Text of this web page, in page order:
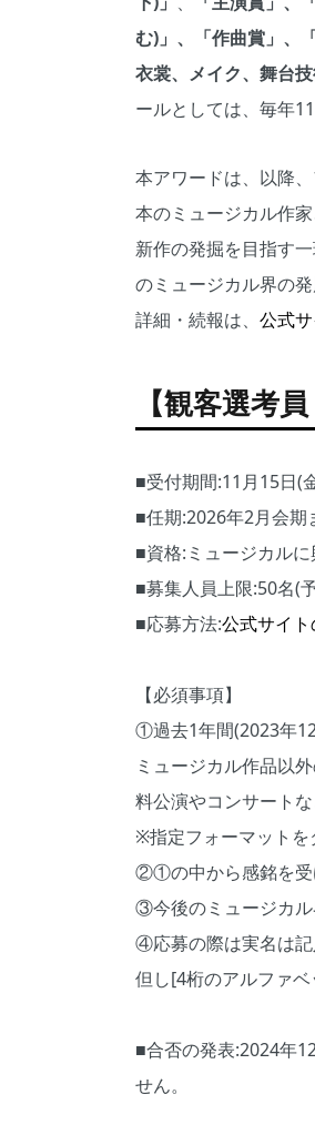
む)」、「作曲賞」、
衣裳、メイク、舞台
ールとしては、毎年
本アワードは、以降
本のミュージカル作
新作の発掘を目指す
のミュージカル界の
詳細・続報は、 公式サ
【観客選考
■受付期間:11月15日(
■任期:2026年2月会期
■資格:ミュージカル
■募集人員上限:50名(
■応募方法:公式サイ
【必須事項】
①過去1年間(2023年
ミュージカル作品以
料公演やコンサート
※指定フォーマットを
②①の中から感銘を受
③今後のミュージカ
④応募の際は実名は記
但し[4桁のアルファ
■合否の発表:2024年
せん。